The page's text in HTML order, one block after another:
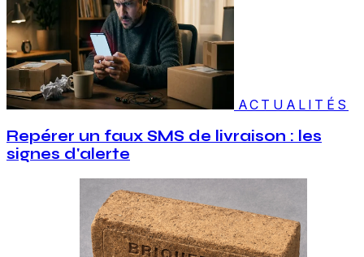
ACTUALITÉS
Repérer un faux SMS de livraison : les
signes d'alerte